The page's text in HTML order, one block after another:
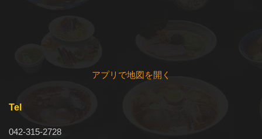
アプリで地図を開く
Tel
042-315-2728